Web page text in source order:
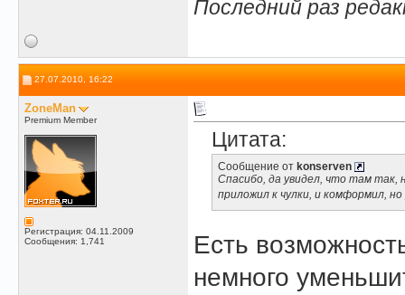
Последний раз
27.07.2010, 16:22
ZoneMan
Premium Member
Регистрация: 04.11.2009
Сообщения: 1,741
Цитата:
Сообщение от konserven
Спасибо, да увидел, что там так,
приложил к чулки, и комформил,
Есть
немного